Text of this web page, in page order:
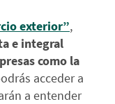
exterior”,
e integral
como la
acceder a
a entender